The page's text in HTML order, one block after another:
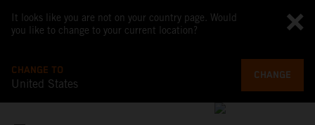
It looks like you are not on your country page. Would
you like to change to your current location?
CHANGE TO
United States
CHANGE